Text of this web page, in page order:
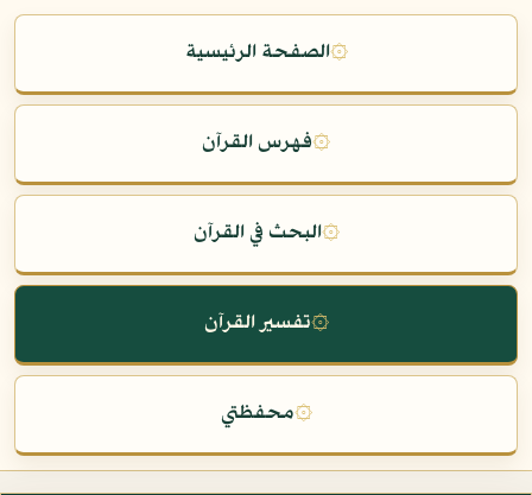
۞الصفحة الرئيسية
۞فهرس القرآن
۞البحث في القرآن
۞تفسير القرآن
۞محفظتي